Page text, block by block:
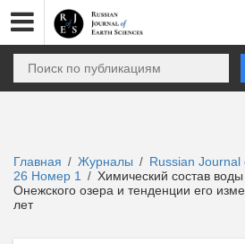
Главная / Журналы / Russian
26 Номер 1
/ Химический состав
Онежского озера и тенденции его
лет